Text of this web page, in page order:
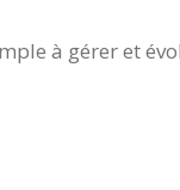
à gérer et